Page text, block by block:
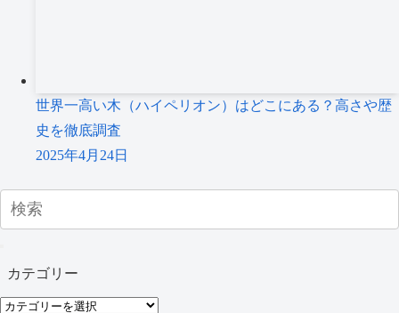
世界一高い木（ハイペリオン）はどこにある？高さや歴
史を徹底調査
2025年4月24日
カテゴリー
カ